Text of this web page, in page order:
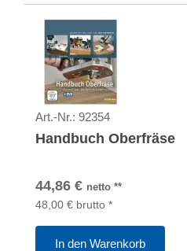
Art.-Nr.: 92354
Handbuch Oberfräse
44,86 € netto **
48,00 € brutto *
In den Warenkorb